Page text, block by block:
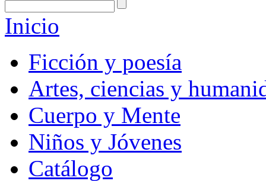
Inicio
Ficción y poesía
Artes, ciencias y
Cuerpo y Mente
Niños y Jóvenes
Catálogo